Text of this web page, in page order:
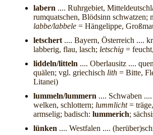
labern .... Ruhrgebiet,
rumquatschen, Blödsinn schwatzen;
labbe/labbele = Hängelippe,
letschert .... Bayern, Österreich ....
labberig, flau, lasch; letschig =
liddeln/litteln .... Oberlausitz ....
quälen; vgl. griechisch lith = Bitte,
Litanei)
lummeln/lummern .... Schwaben
welken, schlottern; lummlicht=
armselig; badisch: lummerich;
lünken .... Westfalen ....